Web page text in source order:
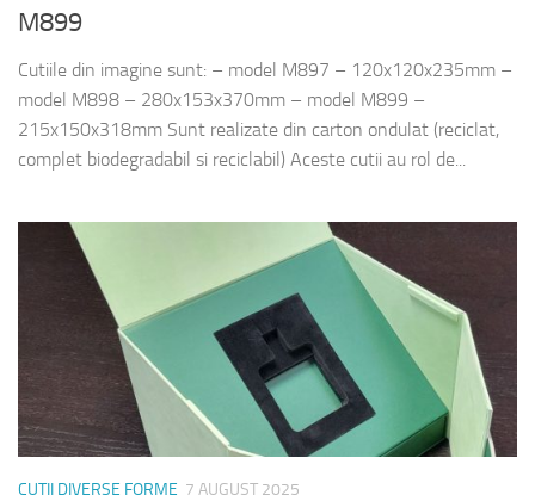
M899
Cutiile din imagine sunt: – model M897 – 120x120x235mm –
model M898 – 280x153x370mm – model M899 –
215x150x318mm Sunt realizate din carton ondulat (reciclat,
complet biodegradabil si reciclabil) Aceste cutii au rol de...
CUTII DIVERSE FORME 7 AUGUST 2025